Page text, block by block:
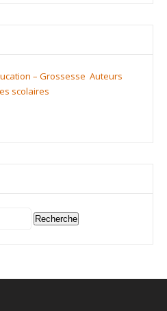
– Grossesse Auteurs
scolaires
Recherche